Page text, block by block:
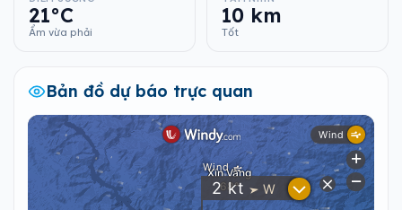
21°C
Ẩm vừa phải
10 km
Tốt
Bản đồ dự báo trực quan